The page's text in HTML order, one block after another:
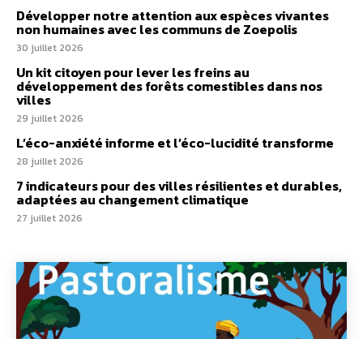
Développer notre attention aux espèces vivantes
non humaines avec les communs de Zoepolis
30 juillet 2026
Un kit citoyen pour lever les freins au
développement des forêts comestibles dans nos
villes
29 juillet 2026
L’éco-anxiété informe et l’éco-lucidité transforme
28 juillet 2026
7 indicateurs pour des villes résilientes et durables,
adaptées au changement climatique
27 juillet 2026